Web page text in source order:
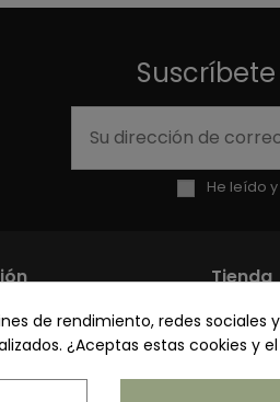
He leído
guapa
Tienda
Mi
de rendimiento, redes
¿Aceptas estas cookies y